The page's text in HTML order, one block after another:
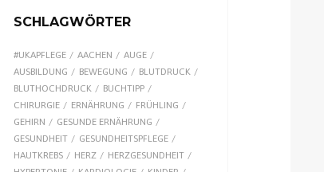
SCHLAGWÖRTER
#UKAPFLEGE AACHEN
AUGE
AUSBILDUNG
BEWEGUNG
BLUTDRUCK
BLUTHOCHDRUCK
BUCHTIPP
CHIRURGIE
ERNÄHRUNG
FRÜHLING
GEHIRN
GESUNDE ERNÄHRUNG
GESUNDHEIT
GESUNDHEITSPFLEGE
HAUTKREBS
HERZ
HERZGESUNDHEIT